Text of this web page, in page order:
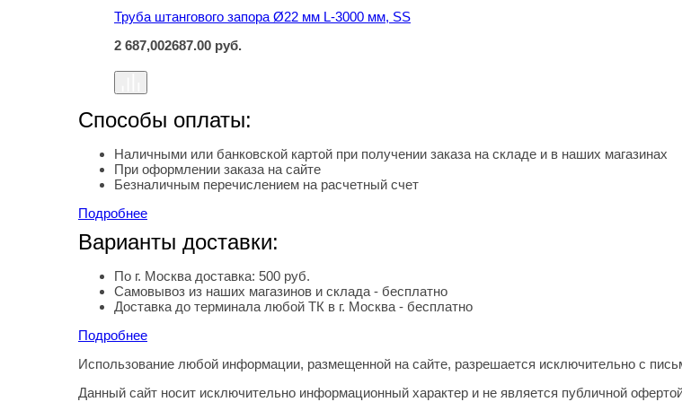
Труба штангового запора Ø22 мм L-3000 мм, SS
2 687,002687.00 руб.
Способы оплаты:
Наличными или банковской картой при получении заказа на складе и в наших магазинах
При оформлении заказа на сайте
Безналичным перечислением на расчетный счет
Подробнее
Варианты доставки:
По г. Москва доставка: 500 руб.
Самовывоз из наших магазинов и склада - бесплатно
Доставка до терминала любой ТК в г. Москва - бесплатно
Подробнее
Использование любой информации, размещенной на сайте, разрешается исключительно с
Данный сайт носит исключительно информационный характер и не является публичной